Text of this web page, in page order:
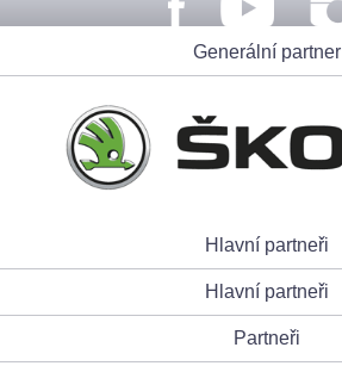
Generální partner
Hlavní partneři
Hlavní partneři
Partneři